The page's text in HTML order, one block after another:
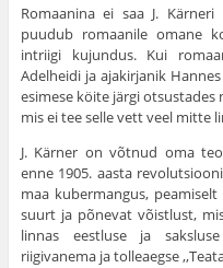
Romaanina ei saa J.
puudub romaanile omane
intriigi kujundus. Kui
Adelheidi ja ajakirjanik
esimese köite järgi
mis ei tee selle vett veel mitte
J. Kärner on võtnud oma
enne 1905. aasta
maa kubermangus,
suurt ja põnevat võistlust,
linnas eestluse ja
riigivanema ja tolleaegse